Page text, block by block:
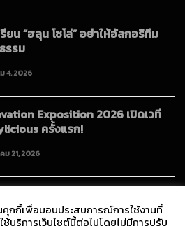
ยน “ฮลุน โซโล่” อย่าให้อัลกอริทึม
รรม
4, 2026
Exposition 2026 เปิดเวที
ครั้งแรก!
ม 21, 2026
คุกกี้เพื่อมอบประสบการณ์การใช้งานที่
ริการเว็บไซต์นี้ต่อไปโดยไม่มีการปรับ